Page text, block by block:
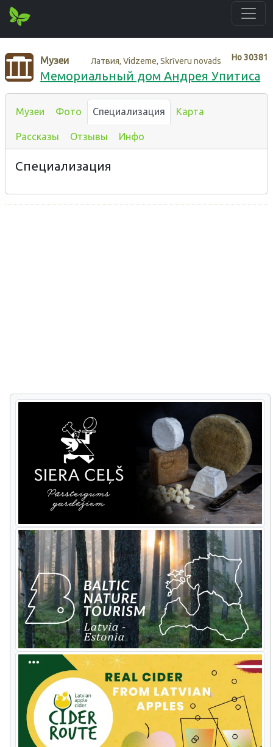
Нo30381
Музеи Латвия, Vidzeme, Skrīveru novads
Мемориальный дом Андрея Упитиса
Музеи Фото Специализация Карта
Рассказы Отзывы Инфо
Специализация